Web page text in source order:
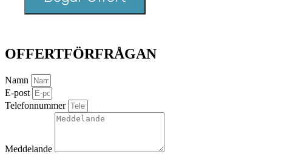
OFFERTFÖRFRÅGAN
Namn
E-post
Telefonnummer
Meddelande